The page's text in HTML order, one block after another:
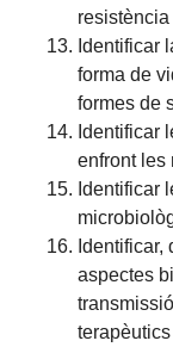
Identificar
forma de
formes de
Identificar
enfront les
Identificar
aspectes